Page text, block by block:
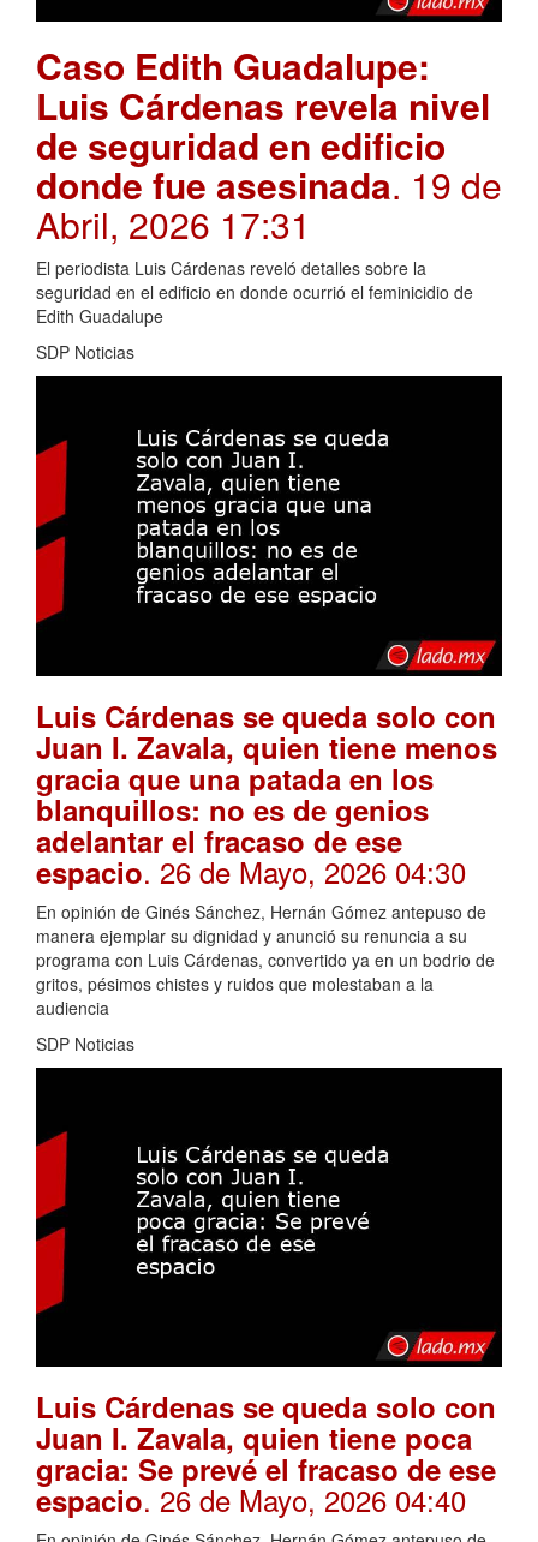
Caso Edith Guadalupe:
Luis Cárdenas revela nivel
de seguridad en edificio
donde fue asesinada. 19 de
Abril, 2026 17:31
El periodista Luis Cárdenas reveló detalles sobre la
seguridad en el edificio en donde ocurrió el feminicidio de
Edith Guadalupe
SDP Noticias
Luis Cárdenas se queda solo con
Juan I. Zavala, quien tiene menos
gracia que una patada en los
blanquillos: no es de genios
adelantar el fracaso de ese
espacio. 26 de Mayo, 2026 04:30
En opinión de Ginés Sánchez, Hernán Gómez antepuso de
manera ejemplar su dignidad y anunció su renuncia a su
programa con Luis Cárdenas, convertido ya en un bodrio de
gritos, pésimos chistes y ruidos que molestaban a la
audiencia
SDP Noticias
Luis Cárdenas se queda solo con
Juan I. Zavala, quien tiene poca
gracia: Se prevé el fracaso de ese
espacio. 26 de Mayo, 2026 04:40